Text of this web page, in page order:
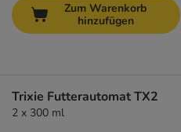
Zum Warenkorb
hinzufügen
Trixie Futterautomat TX2
2 x 300 ml